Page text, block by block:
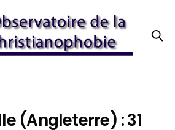
(Angleterre) : 31